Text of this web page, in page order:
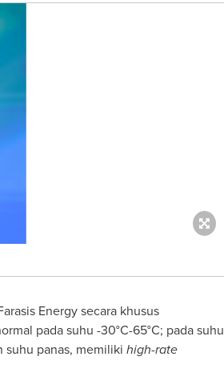
Energy secara khusus
pada suhu -30°C-65°C; pada suhu
suhu panas, memiliki high-rate